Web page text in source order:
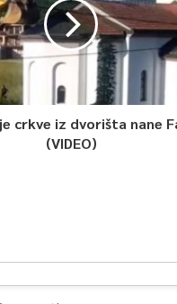
crkve iz dvorišta nane
(VIDEO)